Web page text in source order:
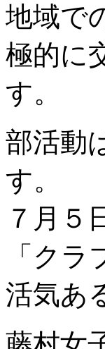
地域で
極的に
す。
部活動
す。
７月５
「ク
活気あ